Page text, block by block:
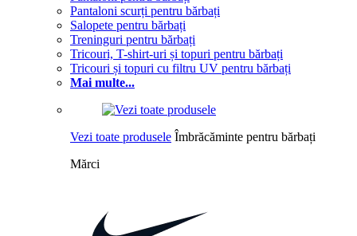
Pantaloni scurți pentru bărbați
Salopete pentru bărbați
Treninguri pentru bărbați
Tricouri, T-shirt-uri și topuri pentru bărbați
Tricouri și topuri cu filtru UV pentru bărbați
Mai multe...
Vezi toate produsele Îmbrăcăminte pentru bărbați
Mărci